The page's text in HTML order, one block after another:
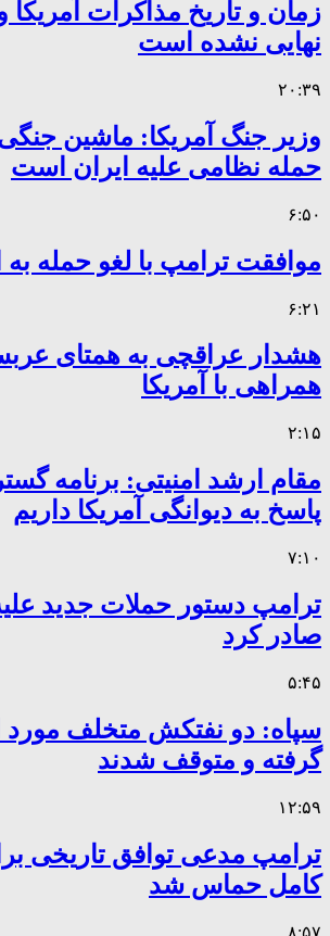
زمان و تاریخ مذاکرات آمریکا
نهایی نشده است
۲۰:۳۹
وزیر جنگ آمریکا: ماشین جنگی
حمله نظامی علیه ایران است
۶:۵۰
موافقت ترامپ با لغو حمله به
۶:۲۱
هشدار عراقچی به همتای
همراهی با آمریکا
۲:۱۵
مقام ارشد امنیتی: برنامه
پاسخ به دیوانگی آمریکا داریم
۷:۱۰
ترامپ دستور حملات جدید علیه
صادر کرد
۵:۴۵
سپاه: دو نفتکش متخلف مورد
گرفته و متوقف شدند
۱۲:۵۹
ترامپ مدعی توافق تاریخی
کامل حماس شد
۸:۵۷